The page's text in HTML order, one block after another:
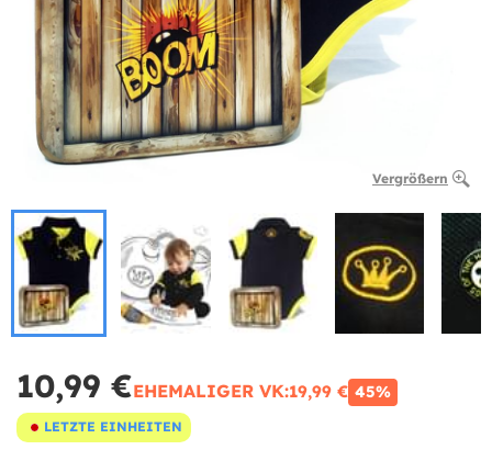
Vergrößern
10,99 €EHEMALIGER VK:19,99 € 45%
LETZTE EINHEITEN